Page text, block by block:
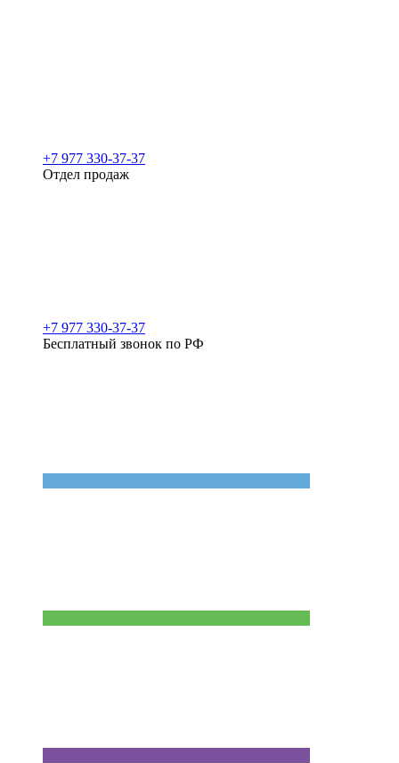
+7 977 330-37-37
Отдел продаж
+7 977 330-37-37
Бесплатный звонок по РФ